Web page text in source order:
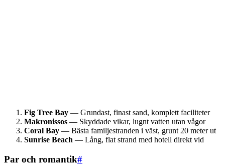
Fig Tree Bay — Grundast, finast sand, komplett faciliteter
Makronissos — Skyddade vikar, lugnt vatten utan vågor
Coral Bay — Bästa familjestranden i väst, grunt 20 meter ut
Sunrise Beach — Lång, flat strand med hotell direkt vid
Par och romantik#